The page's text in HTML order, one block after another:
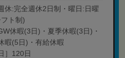
休:完全週休2日制・曜日:日曜
ト制)
休暇(3日)・夏季休暇(3日)・
暇(5日)・有給休暇
］120日